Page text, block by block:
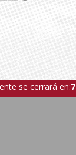
se cerrará en:5